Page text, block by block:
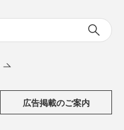
広告掲載のご案内